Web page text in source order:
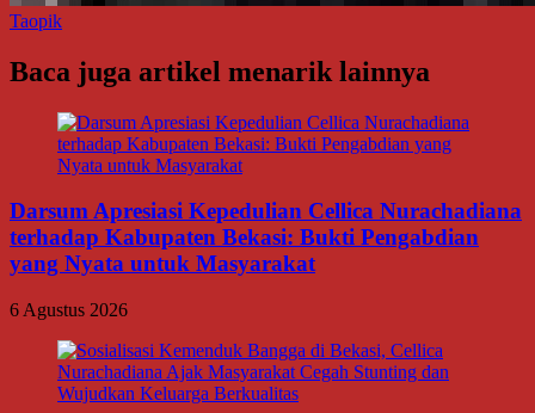
Taopik
Baca juga artikel menarik lainnya
Darsum Apresiasi Kepedulian Cellica Nurachadiana
terhadap Kabupaten Bekasi: Bukti Pengabdian
yang Nyata untuk Masyarakat
6 Agustus 2026